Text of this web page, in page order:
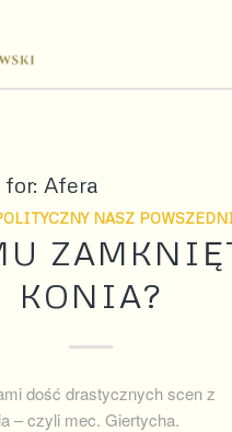
for: Afera
NASZ
KONIA?
dość drastycznych scen z
– czyli mec. Giertycha.